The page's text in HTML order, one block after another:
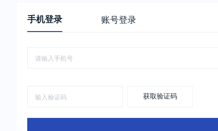
手机登录 账号登录
获取验证码